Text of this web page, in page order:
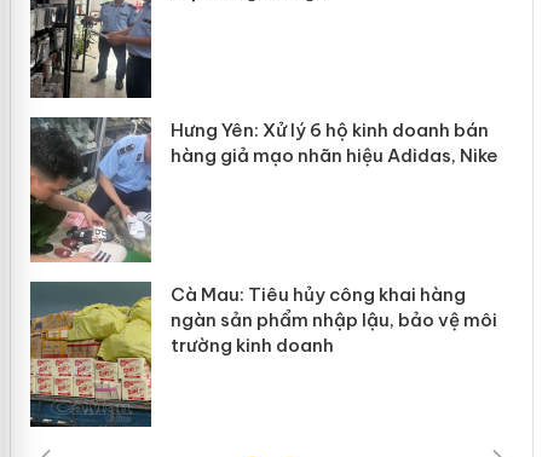
Hưng Yên: Xử lý 6 hộ kinh doanh bán
hàng giả mạo nhãn hiệu Adidas, Nike
Cà Mau: Tiêu hủy công khai hàng
ngàn sản phẩm nhập lậu, bảo vệ môi
trường kinh doanh